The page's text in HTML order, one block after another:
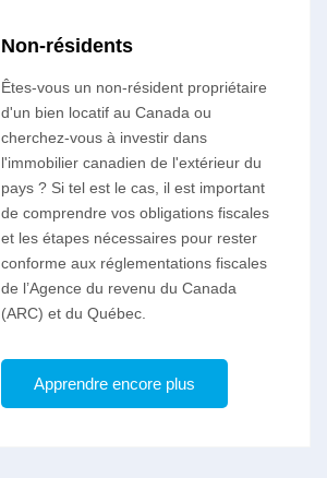
Non-résidents
Êtes-vous un non-résident propriétaire
d'un bien locatif au Canada ou
cherchez-vous à investir dans
l'immobilier canadien de l'extérieur du
pays ? Si tel est le cas, il est important
de comprendre vos obligations fiscales
et les étapes nécessaires pour rester
conforme aux réglementations fiscales
de l’Agence du revenu du Canada
(ARC) et du Québec.
Apprendre encore plus